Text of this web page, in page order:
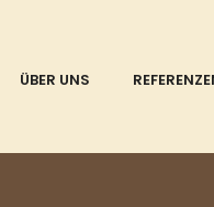
ÜBER UNS